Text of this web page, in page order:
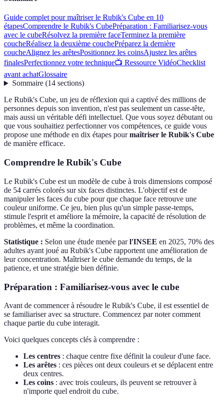
Guide complet pour maîtriser le Rubik's Cube en 10
étapesComprendre le Rubik's CubePréparation : Familiarisez-vous
avec le cubeRésolvez la première faceTerminez la première
coucheRéalisez la deuxième couchePréparez la dernière
coucheAlignez les arêtesPositionnez les coinsAjustez les arêtes
finalesPerfectionnez votre technique📺 Ressource VidéoChecklist
avant achatGlossaire
Sommaire(14 sections)
Le Rubik's Cube, un jeu de réflexion qui a captivé des millions de
personnes depuis son invention, n'est pas seulement un casse-tête,
mais aussi un véritable défi intellectuel. Que vous soyez débutant ou
que vous souhaitiez perfectionner vos compétences, ce guide vous
propose une méthode en dix étapes pourmaîtriser le Rubik's Cube
de manière efficace.
Comprendre le Rubik's Cube
Le Rubik's Cube est un modèle de cube à trois dimensions composé
de 54 carrés colorés sur six faces distinctes. L'objectif est de
manipuler les faces du cube pour que chaque face retrouve une
couleur uniforme. Ce jeu, bien plus qu'un simple passe-temps,
stimule l'esprit et améliore la mémoire, la capacité de résolution de
problèmes, et même la coordination.
Statistique : Selon une étude menée parl'INSEE en 2025, 70% des
adultes ayant joué au Rubik's Cube rapportent une amélioration de
leur concentration. Maîtriser le cube demande du temps, de la
patience, et une stratégie bien définie.
Préparation : Familiarisez-vous avec le cube
Avant de commencer à résoudre le Rubik's Cube, il est essentiel de
se familiariser avec sa structure. Commencez par noter comment
chaque partie du cube interagit.
Voici quelques concepts clés à comprendre :
Les centres : chaque centre fixe définit la couleur d'une face.
Les arêtes : ces pièces ont deux couleurs et se déplacent entre
deux centres.
Les coins : avec trois couleurs, ils peuvent se retrouver à
n'importe quel endroit du cube.